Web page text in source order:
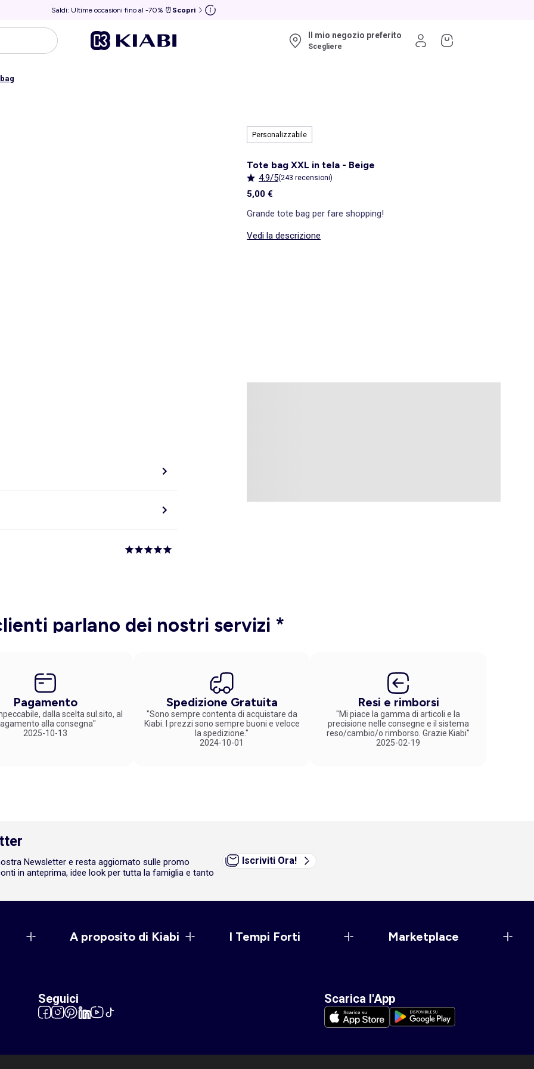
Saldi: Ultime occasioni fino al -70% ⏰ Scopri
Il mio negozio preferito
Scegliere
Personalizzabile
Tote bag XXL in tela - Beige
4.9/5(243 recensioni)
5,00 €
Grande tote bag per fare shopping!
Vedi la descrizione
parlano dei nostri servizi *
Pagamento
dalla scelta sul.sito, al
alla consegna"
2025-10-13
Spedizione Gratuita
"Sono sempre contenta di acquistare da
Kiabi. I prezzi sono sempre buoni e veloce
la spedizione."
2024-10-01
Resi e rimborsi
"Mi piace la gamma di articoli e la
precisione nelle consegne e il sistema
reso/cambio/o rimborso. Grazie Kiabi"
2025-02-19
Newsletter e resta aggiornato sulle promo
in anteprima, idee look per tutta la famiglia e tanto
Iscriviti Ora!
A proposito di Kiabi I Tempi Forti Marketplace
Seguici Scarica l'App